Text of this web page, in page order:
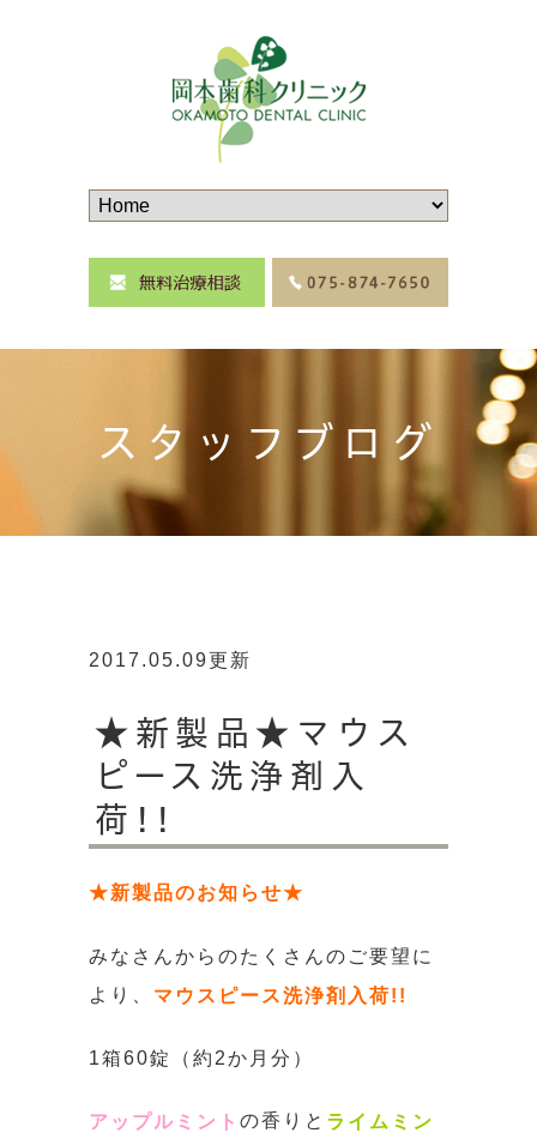
スタッフブログ
2017.05.09更新
★新製品★マウス
ピース洗浄剤入
荷!!
★新製品のお知らせ★
みなさんからのたくさんのご要望に
より、 マウスピース洗浄剤入荷!!
1箱60錠（約2か月分）
アップルミント の香りと ライムミン